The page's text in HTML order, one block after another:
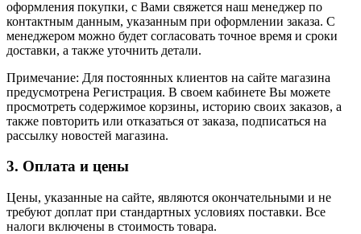
оформления покупки, с Вами свяжется наш менеджер по
контактным данным, указанным при оформлении заказа. С
менеджером можно будет согласовать точное время и сроки
доставки, а также уточнить детали.
Примечание: Для постоянных клиентов на сайте магазина
предусмотрена Регистрация. В своем кабинете Вы можете
просмотреть содержимое корзины, историю своих заказов, а
также повторить или отказаться от заказа, подписаться на
рассылку новостей магазина.
3. Оплата и цены
Цены, указанные на сайте, являются окончательными и не
требуют доплат при стандартных условиях поставки. Все
налоги включены в стоимость товара.